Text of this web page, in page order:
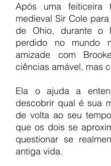
Após uma feiticeira
medieval Sir Cole
de Ohio, durante o
perdido no mundo
amizade com
ciências amável, mas
Ela o ajuda a
descobrir qual é sua
de volta ao seu
que os dois se
questionar se
antiga vida.